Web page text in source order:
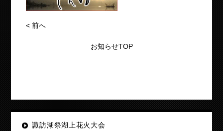
<前へ
お知らせTOP
諏訪湖祭湖上花火大会